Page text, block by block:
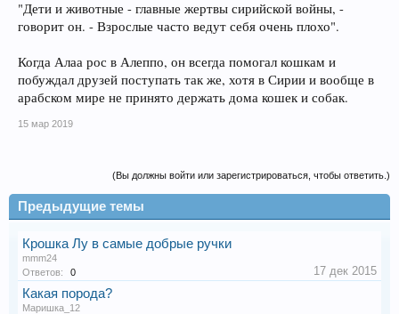
"Дети и животные - главные жертвы сирийской войны, -
говорит он. - Взрослые часто ведут себя очень плохо".
Когда Алаа рос в Алеппо, он всегда помогал кошкам и
побуждал друзей поступать так же, хотя в Сирии и вообще в
арабском мире не принято держать дома кошек и собак.
15 мар 2019
(Вы должны войти или зарегистрироваться, чтобы ответить.)
Предыдущие темы
Крошка Лу в самые добрые ручки
mmm24
Ответов:
0 17 дек 2015
Какая порода?
Маришка_12